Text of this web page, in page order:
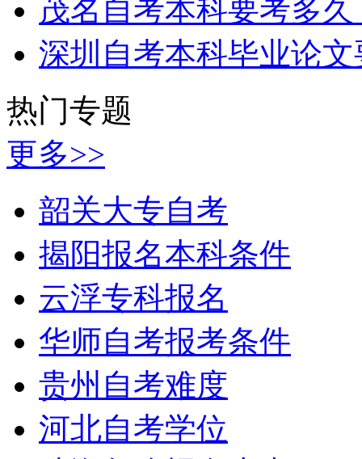
茂名自考本科要考多久
深圳自考本科毕业论
热门专题
更多>>
韶关大专自考
揭阳报名本科条件
云浮专科报名
华师自考报考条件
贵州自考难度
河北自考学位